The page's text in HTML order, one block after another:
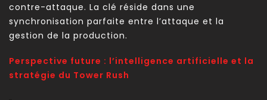
contre-attaque. La clé réside dans une
synchronisation parfaite entre l’attaque et la
gestion de la production.
Perspective future : l’intelligence artificielle et la
stratégie du Tower Rush